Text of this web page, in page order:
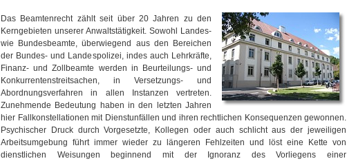
Das Beamtenrecht zählt seit über 20 Jahren zu den
Kerngebieten unserer Anwaltstätigkeit. Sowohl Landes-
wie Bundesbeamte, überwiegend aus den Bereichen
der Bundes- und Landespolizei, indes auch Lehrkräfte,
Finanz- und Zollbeamte werden in Beurteilungs- und
Konkurrentenstreitsachen, in Versetzungs- und
Abordnungsverfahren in allen Instanzen vertreten.
Zunehmende Bedeutung haben in den letzten Jahren
hier Fallkonstellationen mit Dienstunfällen und ihren rechtlichen Konsequenzen gewonnen.
Psychischer Druck durch Vorgesetzte, Kollegen oder auch schlicht aus der jeweiligen
Arbeitsumgebung führt immer wieder zu längeren Fehlzeiten und löst eine Kette von
dienstlichen Weisungen beginnend mit der Ignoranz des Vorliegens einer